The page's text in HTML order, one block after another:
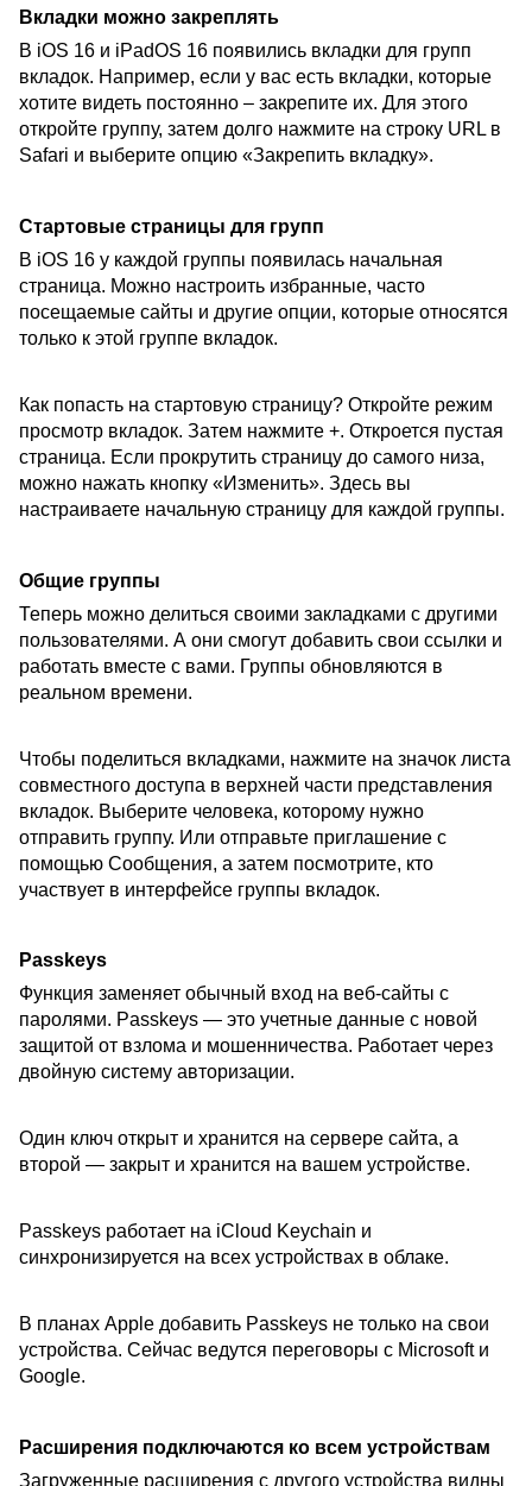
Вкладки можно закреплять
В iOS 16 и iPadOS 16 появились вкладки для групп
вкладок. Например, если у вас есть вкладки, которые
хотите видеть постоянно – закрепите их. Для этого
откройте группу, затем долго нажмите на строку URL в
Safari и выберите опцию «Закрепить вкладку».
Стартовые страницы для групп
В iOS 16 у каждой группы появилась начальная
страница. Можно настроить избранные, часто
посещаемые сайты и другие опции, которые относятся
только к этой группе вкладок.
Как попасть на стартовую страницу? Откройте режим
просмотр вкладок. Затем нажмите +. Откроется пустая
страница. Если прокрутить страницу до самого низа,
можно нажать кнопку «Изменить». Здесь вы
настраиваете начальную страницу для каждой группы.
Общие группы
Теперь можно делиться своими закладками с другими
пользователями. А они смогут добавить свои ссылки и
работать вместе с вами. Группы обновляются в
реальном времени.
Чтобы поделиться вкладками, нажмите на значок листа
совместного доступа в верхней части представления
вкладок. Выберите человека, которому нужно
отправить группу. Или отправьте приглашение с
помощью Сообщения, а затем посмотрите, кто
участвует в интерфейсе группы вкладок.
Passkeys
Функция заменяет обычный вход на веб-сайты с
паролями. Passkeys — это учетные данные с новой
защитой от взлома и мошенничества. Работает через
двойную систему авторизации.
Один ключ открыт и хранится на сервере сайта, а
второй — закрыт и хранится на вашем устройстве.
Passkeys работает на iCloud Keychain и
синхронизируется на всех устройствах в облаке.
В планах Apple добавить Passkeys не только на свои
устройства. Сейчас ведутся переговоры с Microsoft и
Google.
Расширения подключаются ко всем устройствам
Загруженные расширения с другого устройства видны